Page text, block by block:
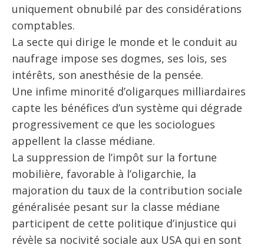
uniquement obnubilé par des considérations
comptables.
La secte qui dirige le monde et le conduit au
naufrage impose ses dogmes, ses lois, ses
intérêts, son anesthésie de la pensée.
Une infime minorité d’oligarques milliardaires
capte les bénéfices d’un système qui dégrade
progressivement ce que les sociologues
appellent la classe médiane.
La suppression de l’impôt sur la fortune
mobilière, favorable à l’oligarchie, la
majoration du taux de la contribution sociale
généralisée pesant sur la classe médiane
participent de cette politique d’injustice qui
révèle sa nocivité sociale aux USA qui en sont